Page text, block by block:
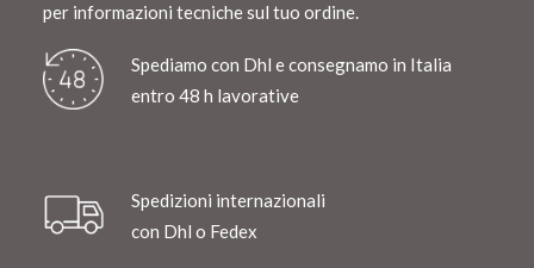
per informazioni tecniche sul tuo ordine.
Spediamo con Dhl e consegnamo in Italia
entro 48 h lavorative
Spedizioni internazionali
con Dhl o Fedex